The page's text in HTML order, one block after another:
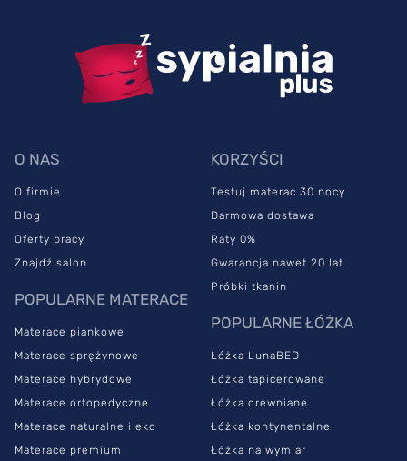
O NAS
O firmie
Blog
Oferty pracy
Znajdź salon
POPULARNE MATERACE
Materace piankowe
Materace sprężynowe
Materace hybrydowe
Materace ortopedyczne
Materace naturalne i eko
Materace premium
KORZYŚCI
Testuj materac 30 nocy
Darmowa dostawa
Raty 0%
Gwarancja nawet 20 lat
Próbki tkanin
POPULARNE ŁÓŻKA
Łóżka LunaBED
Łóżka tapicerowane
Łóżka drewniane
Łóżka kontynentalne
Łóżka na wymiar